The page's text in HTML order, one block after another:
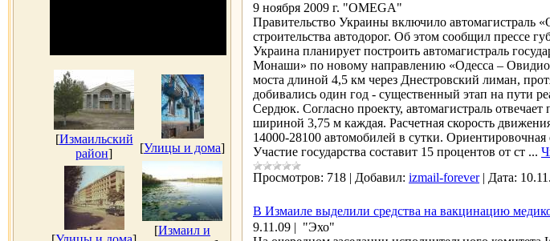
[Измаильский
район] [Улицы и дома]
[Измаил и
9 ноября 2009 г. "OMEGA"
Правительство Украины включило автомагистраль
строительства автодорог. Об этом сообщил прессе
Украина планирует построить автомагистраль
Монаши» по новому направлению «Одесса –
моста длиной 4,5 км через Днестровский лиман,
добивались один год - существенный этап на пути
Сердюк. Согласно проекту, автомагистраль
шириной 3,75 м каждая. Расчетная скорость
14000-28100 автомобилей в сутки.
Участие государства составит 15 процентов от ст ...
Просмотров: 718 | Добавил: izmail-forever | Дата:
В Измаиле выделили средства на вакцинацию
9.11.09 | "Эхо"